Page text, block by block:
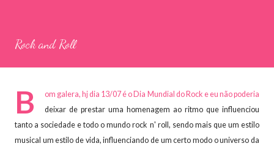
Rock and Roll
B
om galera, hj dia 13/07 é o Dia Mundial do Rock e eu não poderia
deixar de prestar uma homenagem ao ritmo que influenciou
tanto a sociedade e todo o mundo rock n' roll, sendo mais que um estilo
musical um estilo de vida, influenciando de um certo modo o universo da